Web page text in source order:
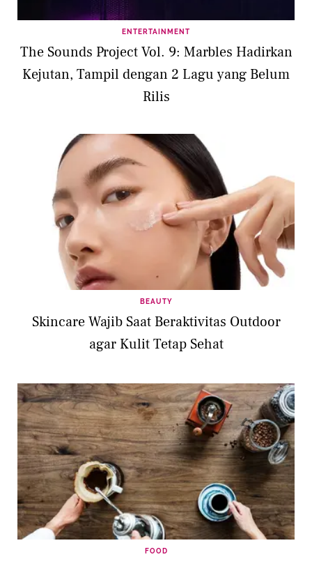
ENTERTAINMENT
The Sounds Project Vol. 9: Marbles Hadirkan
Kejutan, Tampil dengan 2 Lagu yang Belum
Rilis
BEAUTY
Skincare Wajib Saat Beraktivitas Outdoor
agar Kulit Tetap Sehat
FOOD